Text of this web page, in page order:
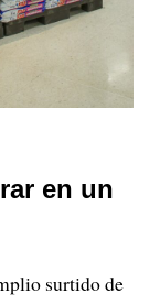
en un
surtido de